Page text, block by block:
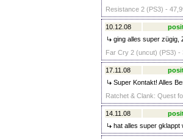
Resistance 2 (PS3) -
10.12.08
ging alles super zügig,
Far Cry 2 (uncut) (PS3) -
17.11.08
Super Kontakt! Alles
Ratchet & Clank: Quest
14.11.08
hat alles super gklappt